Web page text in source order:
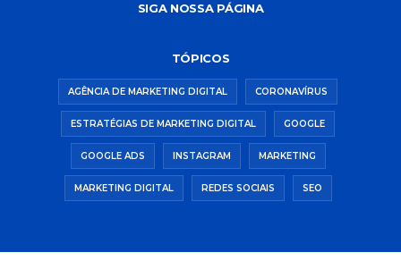
SIGA NOSSA PÁGINA
TÓPICOS
AGÊNCIA DE MARKETING DIGITAL CORONAVÍRUS
ESTRATÉGIAS DE MARKETING DIGITAL GOOGLE
GOOGLE ADS INSTAGRAM MARKETING
MARKETING DIGITAL REDES SOCIAIS SEO